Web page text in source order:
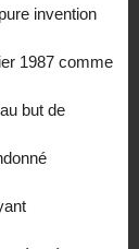
invention
1987 comme
but de